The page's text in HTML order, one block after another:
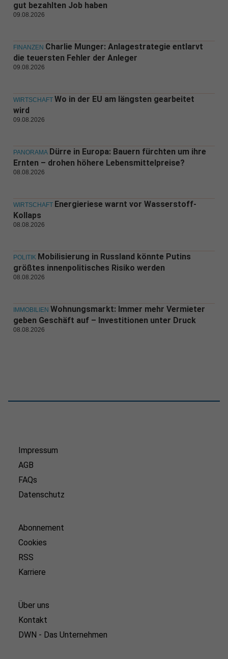
gut bezahlten Job haben
09.08.2026
FINANZEN Charlie Munger: Anlagestrategie entlarvt
die teuersten Fehler der Anleger
09.08.2026
WIRTSCHAFT Wo in der EU am längsten gearbeitet
wird
09.08.2026
PANORAMA Dürre in Europa: Bauern fürchten um ihre
Ernten – drohen höhere Lebensmittelpreise?
08.08.2026
WIRTSCHAFT Energieriese warnt vor Wasserstoff-
Kollaps
08.08.2026
POLITIK Mobilisierung in Russland könnte Putins
größtes innenpolitisches Risiko werden
08.08.2026
IMMOBILIEN Wohnungsmarkt: Immer mehr Vermieter
geben Geschäft auf – Investitionen unter Druck
08.08.2026
Impressum
AGB
FAQs
Datenschutz
Abonnement
Cookies
RSS
Karriere
Über uns
Kontakt
DWN - Das Unternehmen